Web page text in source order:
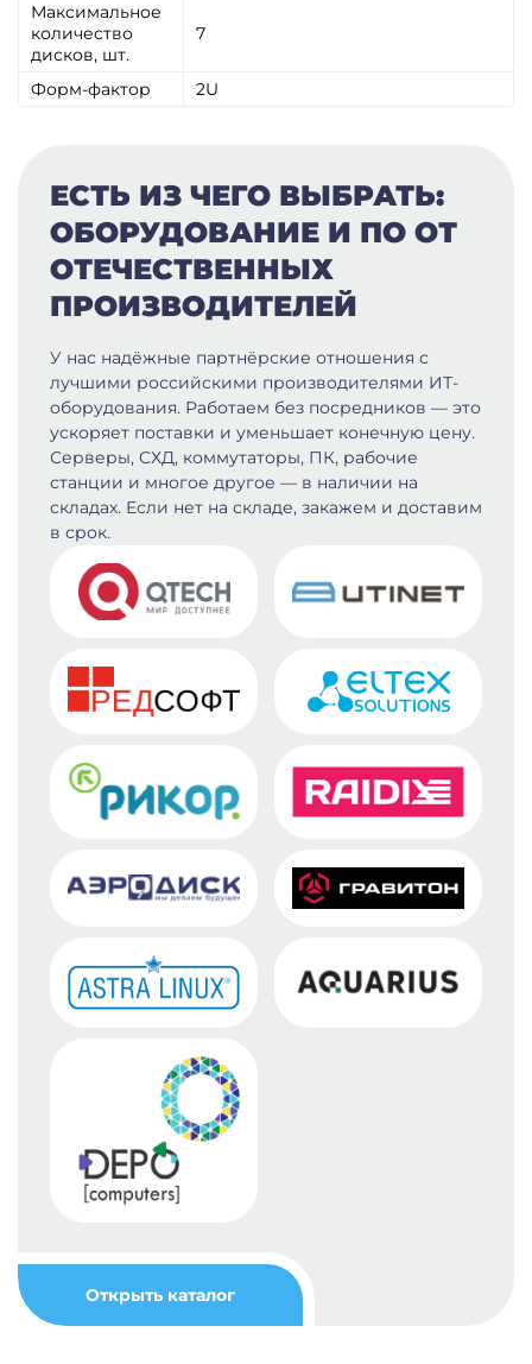
Максимальное
количество
дисков, шт.
7
Форм-фактор 2U
ЕСТЬ ИЗ ЧЕГО ВЫБРАТЬ:
ОБОРУДОВАНИЕ И ПО ОТ
ОТЕЧЕСТВЕННЫХ
ПРОИЗВОДИТЕЛЕЙ
У нас надёжные партнёрские отношения с
лучшими российскими производителями ИТ-
оборудования. Работаем без посредников — это
ускоряет поставки и уменьшает конечную цену.
Серверы, СХД, коммутаторы, ПК, рабочие
станции и многое другое — в наличии на
складах. Если нет на складе, закажем и доставим
в срок.
Открыть каталог